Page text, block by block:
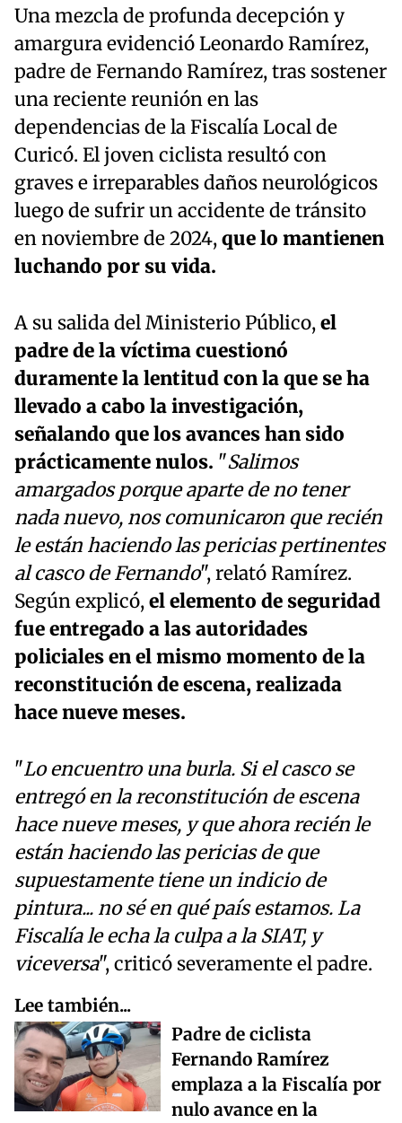
Una mezcla de profunda decepción y
amargura evidenció Leonardo Ramírez,
padre de Fernando Ramírez, tras sostener
una reciente reunión en las
dependencias de la Fiscalía Local de
Curicó. El joven ciclista resultó con
graves e irreparables daños neurológicos
luego de sufrir un accidente de tránsito
en noviembre de 2024,que lo mantienen
luchando por su vida.
A su salida del Ministerio Público,el
padre de la víctima cuestionó
duramente la lentitud con la que se ha
llevado a cabo la investigación,
señalando que los avances han sido
prácticamente nulos. "Salimos
amargados porque aparte de no tener
nada nuevo, nos comunicaron que recién
le están haciendo las pericias pertinentes
al casco de Fernando", relató Ramírez.
Según explicó,el elemento de seguridad
fue entregado a las autoridades
policiales en el mismo momento de la
reconstitución de escena, realizada
hace nueve meses.
"Lo encuentro una burla. Si el casco se
entregó en la reconstitución de escena
hace nueve meses, y que ahora recién le
están haciendo las pericias de que
supuestamente tiene un indicio de
pintura... no sé en qué país estamos. La
Fiscalía le echa la culpa a la SIAT, y
viceversa", criticó severamente el padre.
Lee también...
Padre de ciclista
Fernando Ramírez
emplaza a la Fiscalía por
nulo avance en la